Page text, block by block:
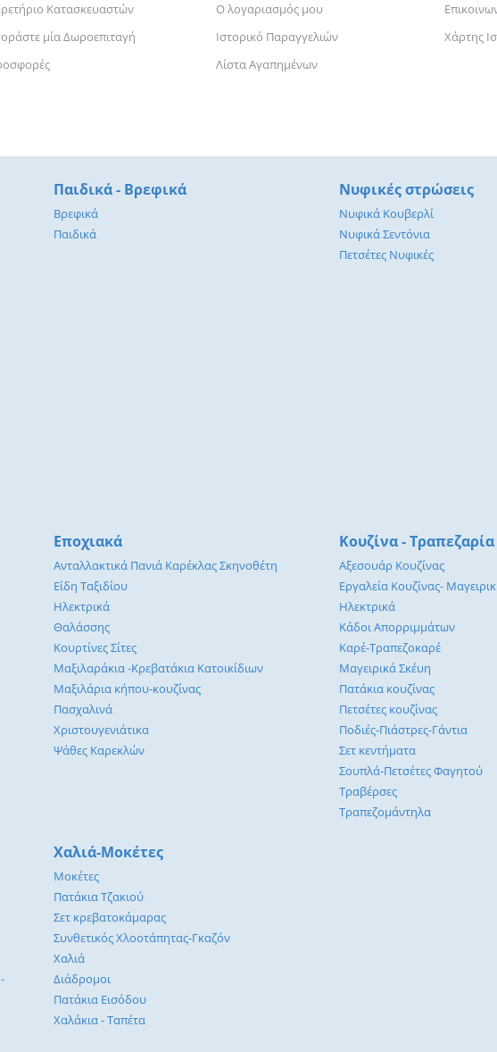
Κατασκευαστών
μία Δωροεπιταγή
Ο λογαριασμός μου
Ιστορικό Παραγγελιών
Λίστα Αγαπημένων
Χάρτης
Παιδικά - Βρεφικά
Βρεφικά
Παιδικά
Νυφικές στρώσεις
Νυφικά Κουβερλί
Νυφικά Σεντόνια
Πετσέτες Νυφικές
Εποχιακά
Ανταλλακτικά Πανιά Καρέκλας Σκηνοθέτη
Είδη Ταξιδίου
Ηλεκτρικά
Θαλάσσης
Κουρτίνες Σίτες
Μαξιλαράκια -Κρεβατάκια Κατοικίδιων
Μαξιλάρια κήπου-κουζίνας
Πασχαλινά
Χριστουγενιάτικα
Ψάθες Καρεκλών
Κουζίνα - Τραπεζαρία
Αξεσουάρ Κουζίνας
Εργαλεία Κουζίνας-
Ηλεκτρικά
Κάδοι Απορριμμάτων
Καρέ-Τραπεζοκαρέ
Μαγειρικά Σκέυη
Πατάκια κουζίνας
Πετσέτες κουζίνας
Ποδιές-Πιάστρες-Γάντια
Σετ κεντήματα
Σουπλά-Πετσέτες Φαγητού
Τραβέρσες
Τραπεζομάντηλα
Χαλιά-Μοκέτες
Μοκέτες
Πατάκια Τζακιού
Σετ κρεβατοκάμαρας
Συνθετικός Χλοοτάπητας-Γκαζόν
Χαλιά
Διάδρομοι
Πατάκια Εισόδου
Χαλάκια - Ταπέτα